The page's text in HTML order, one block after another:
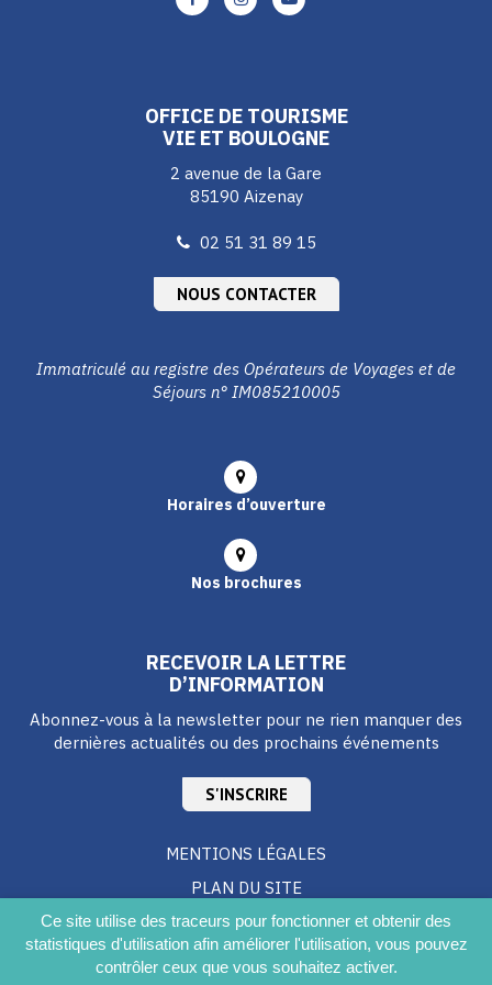
Ce site utilise des traceurs pour fonctionner et obtenir des
statistiques d'utilisation afin améliorer l'utilisation, vous pouvez
contrôler ceux que vous souhaitez activer.
vers
vers
vers
OFFICE DE TOURISME
VIE ET BOULOGNE
2 avenue de la Gare
85190 Aizenay
02 51 31 89 15
NOUS CONTACTER
Immatriculé au registre des Opérateurs de Voyages et de
Séjours n° IM085210005
Horaires d’ouverture
Nos brochures
RECEVOIR LA LETTRE
D’INFORMATION
Abonnez-vous à la newsletter pour ne rien manquer des
dernières actualités ou des prochains événements
S'INSCRIRE
MENTIONS LÉGALES
PLAN DU SITE
CRÉDITS
ACCESSIBILITÉ DU SITE